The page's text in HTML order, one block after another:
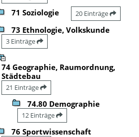
71 Soziologie 20 Einträge
73 Ethnologie, Volkskunde
3 Einträge
74 Geographie, Raumordnung,
Städtebau
21 Einträge
74.80 Demographie
12 Einträge
76 Sportwissenschaft